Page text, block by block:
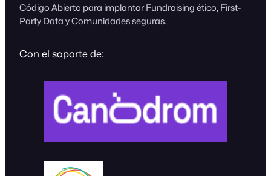
Código Abierto para implantar Fundraising ético, First-
Party Data y Comunidades seguras.
Con el soporte de: